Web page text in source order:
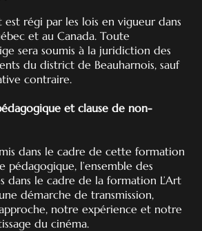
est régi par les lois en vigueur dans
et au Canada. Toute
sera soumis à la juridiction des
du district de Beauharnois, sauf
contraire.
et clause de non-
dans le cadre de cette formation
pédagogique, l’ensemble des
dans le cadre de la formation L’Art
démarche de transmission,
notre expérience et notre
du cinéma.